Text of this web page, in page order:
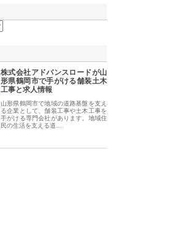
株式会社アドバンスロードが山
形県鶴岡市で手がける舗装土木
工事と求人情報
山形県鶴岡市で地域の道路基盤を支え
る企業として、舗装工事や土木工事を
手がける専門会社があります。地域住
民の生活を支える道…